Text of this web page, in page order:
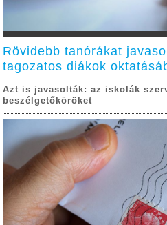
Rövidebb tanórákat
tagozatos diákok
Azt is javasolták: az iskolák
beszélgetőköröket